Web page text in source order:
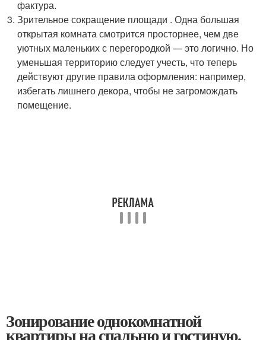
фактура.
Зрительное сокращение площади . Одна большая
открытая комната смотрится просторнее, чем две
уютных маленьких с перегородкой — это логично. Но
уменьшая территорию следует учесть, что теперь
действуют другие правила оформления: например,
избегать лишнего декора, чтобы не загромождать
помещение.
Зонирование однокомнатной
квартиры на спальню и гостиную.